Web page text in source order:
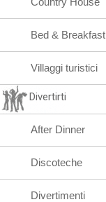
Bed & Breakfast
Villaggi turistici
Divertirti
After Dinner
Discoteche
Divertimenti